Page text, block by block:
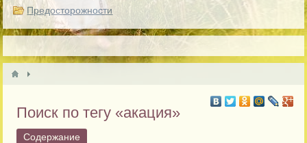
Предосторожности
Поиск по тегу «акация»
Содержание